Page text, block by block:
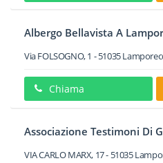
Albergo Bellavista A
Via FOLSOGNO, 1 -51035
Chiama
Associazione Testimoni Di
VIA CARLO MARX, 17- 51035